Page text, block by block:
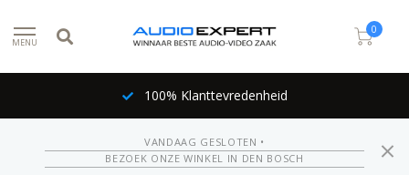
MENU
0
100% Klanttevredenheid
VANDAAG GESLOTEN •
BEZOEK ONZE WINKEL IN DEN BOSCH